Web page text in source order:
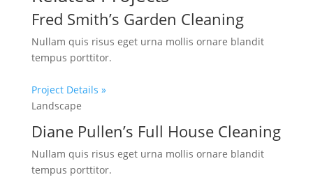
Fred Smith’s Garden Cleaning
Nullam quis risus eget urna mollis ornare blandit
tempus porttitor.
Project Details »
Landscape
Diane Pullen’s Full House Cleaning
Nullam quis risus eget urna mollis ornare blandit
tempus porttitor.